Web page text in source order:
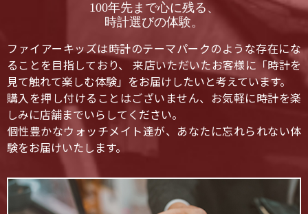
100年先まで心に残る、
時計選びの体験。
ファイアーキッズは時計のテーマパークのような存在にな
ることを目指しており、 来店いただいたお客様に「時計を
見て触れて楽しむ体験」をお届けしたいと考えています。
購入を押し付けることはございません、お気軽に時計を楽
しみに店舗までいらしてください。
個性豊かなウォッチメイト達が、あなたに忘れられない体
験をお届けいたします。